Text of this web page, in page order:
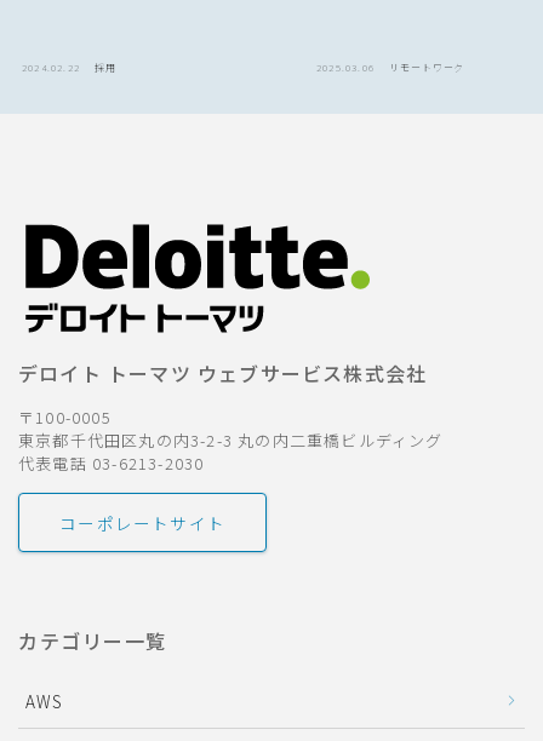
2024.02.22 採用 2025.03.06 リモートワーク
デロイト トーマツ ウェブサービス株式会社
〒100-0005
東京都千代田区丸の内3-2-3 丸の内二重橋ビルディング
代表電話 03-6213-2030
コーポレートサイト
カテゴリー一覧
AWS